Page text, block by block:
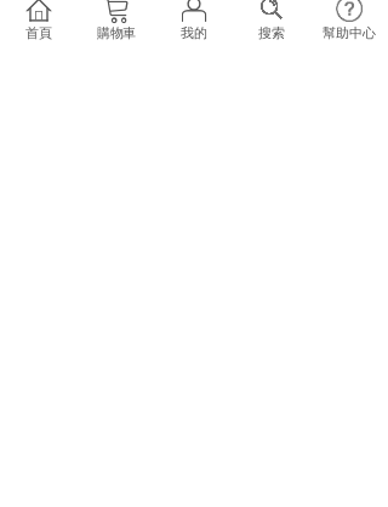
首頁 購物車 我的 搜索 幫助中心